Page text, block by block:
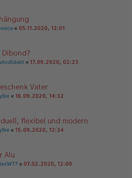
« 05.11.2020, 12:01
Dibond?
« 17.09.2020, 02:23
Vater
« 16.09.2020, 14:32
flexibel und modern
« 15.09.2020, 12:34
Alu
« 07.02.2020, 12:00